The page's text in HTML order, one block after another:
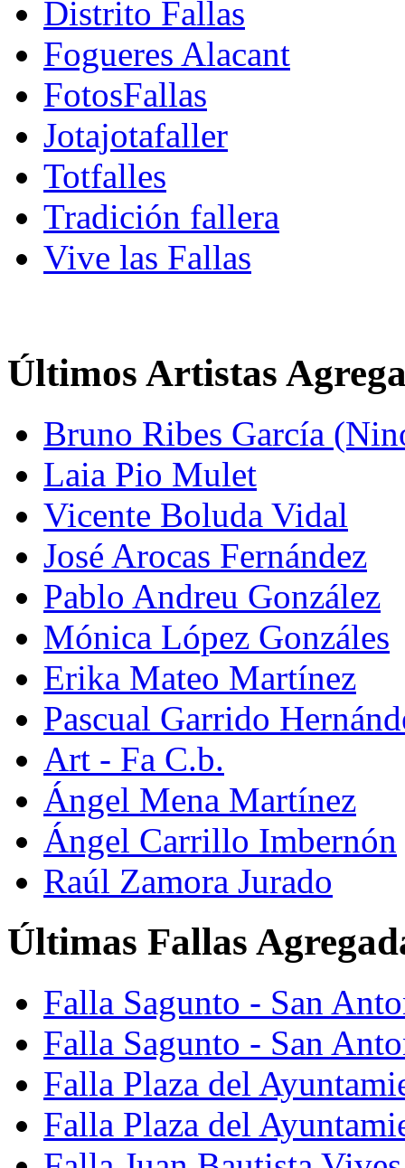
Distrito Fallas
Fogueres Alacant
FotosFallas
Jotajotafaller
Totfalles
Tradición fallera
Vive las Fallas
Últimos Artistas
Bruno Ribes García
Laia Pio Mulet
Vicente Boluda Vidal
José Arocas Fernández
Pablo Andreu González
Mónica López Gonzáles
Erika Mateo Martínez
Pascual Garrido
Art - Fa C.b.
Ángel Mena Martínez
Ángel Carrillo Imbernón
Raúl Zamora Jurado
Últimas Fallas
Falla Sagunto - San
Falla Sagunto - San
Falla Plaza del
Falla Plaza del